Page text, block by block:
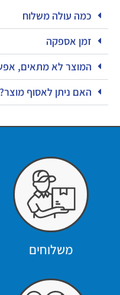
כמה עולה משלוח
זמן אספקה
המוצר לא מתאים,
האם ניתן לאסוף מוצר?
משלוחים